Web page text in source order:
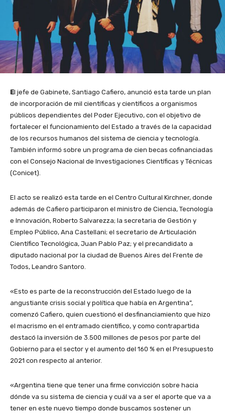
El jefe de Gabinete, Santiago Cafiero, anunció esta tarde un plan
de incorporación de mil científicas y científicos a organismos
públicos dependientes del Poder Ejecutivo, con el objetivo de
fortalecer el funcionamiento del Estado a través de la capacidad
de los recursos humanos del sistema de ciencia y tecnología.
También informó sobre un programa de cien becas cofinanciadas
con el Consejo Nacional de Investigaciones Científicas y Técnicas
(Conicet).
El acto se realizó esta tarde en el Centro Cultural Kirchner, donde
además de Cafiero participaron el ministro de Ciencia, Tecnología
e Innovación, Roberto Salvarezza; la secretaria de Gestión y
Empleo Público, Ana Castellani; el secretario de Articulación
Científico Tecnológica, Juan Pablo Paz; y el precandidato a
diputado nacional por la ciudad de Buenos Aires del Frente de
Todos, Leandro Santoro.
«Esto es parte de la reconstrucción del Estado luego de la
angustiante crisis social y política que había en Argentina”,
comenzó Cafiero, quien cuestionó el desfinanciamiento que hizo
el macrismo en el entramado científico, y como contrapartida
destacó la inversión de 3.500 millones de pesos por parte del
Gobierno para el sector y el aumento del 160 % en el Presupuesto
2021 con respecto al anterior.
«Argentina tiene que tener una firme convicción sobre hacia
dónde va su sistema de ciencia y cuál va a ser el aporte que va a
tener en este nuevo tiempo donde buscamos sostener un